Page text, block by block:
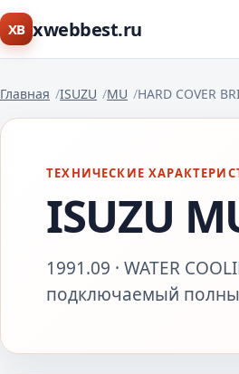
XB xwebbest.ru
Главная ISUZU MU HARD COVER
ТЕХНИЧЕСКИЕ
ISUZU
1991.09 · WATER
подключаемый